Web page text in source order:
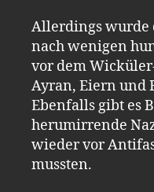
Allerdings wurde
nach wenigen
vor dem
Ayran, Eiern und
Ebenfalls gibt es
herumirrende
wieder vor
mussten.